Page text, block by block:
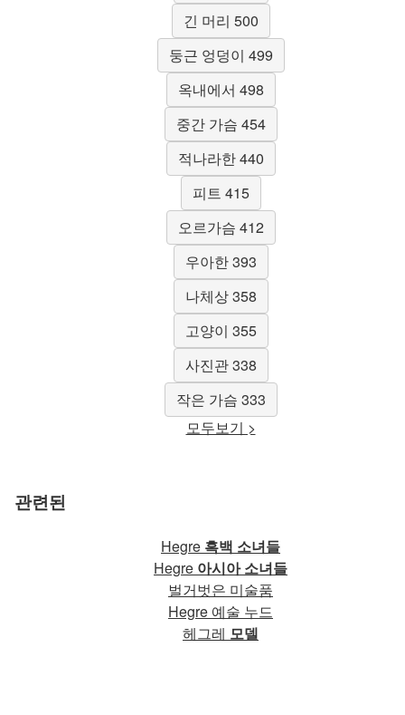
긴 머리 500
둥근 엉덩이 499
옥내에서 498
중간 가슴 454
적나라한 440
피트 415
오르가슴 412
우아한 393
나체상 358
고양이 355
사진관 338
작은 가슴 333
모두보기 >
관련된
Hegre 흑백 소녀들
Hegre 아시아 소녀들
벌거벗은 미술품
Hegre 예술 누드
헤그레 모델